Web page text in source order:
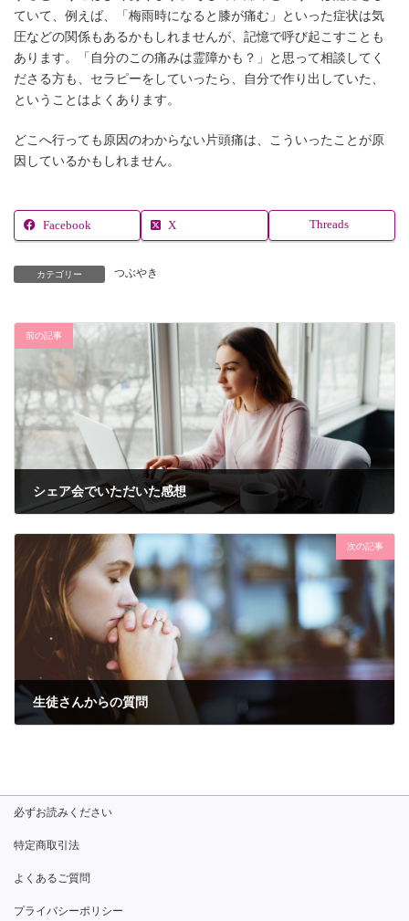
ていて、例えば、「梅雨時になると膝が痛む」といった症状は気
圧などの関係もあるかもしれませんが、記憶で呼び起こすことも
あります。「自分のこの痛みは霊障かも？」と思って相談してく
ださる方も、セラピーをしていったら、自分で作り出していた、
ということはよくあります。
どこへ行っても原因のわからない片頭痛は、こういったことが原
因しているかもしれません。
Facebook X Threads
カテゴリー つぶやき
前の記事
シェア会でいただいた感想
次の記事
生徒さんからの質問
必ずお読みください
特定商取引法
よくあるご質問
プライバシーポリシー